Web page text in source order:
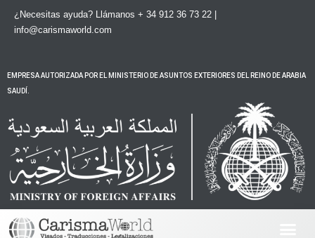
contenido
¿Necesitas ayuda? Llámanos + 34 912 36 73 22 |
info@carismaworld.com
EMPRESA AUTORIZADA POR EL MINISTERIO DE ASUNTOS EXTERIORES DEL REINO DE ARABIA
SAUDÍ.